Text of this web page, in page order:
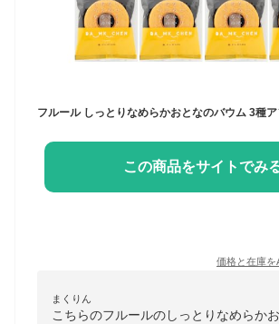
フルール しっとりなめらかおとなのバウム 3種
この商品をサイトでみ
価格と在庫を
まくりん
こちらのフルールのしっとりなめらか